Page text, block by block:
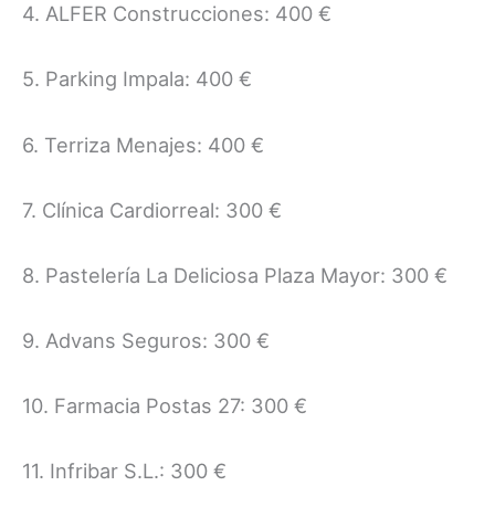
4. ALFER Construcciones: 400 €
5. Parking Impala: 400 €
6. Terriza Menajes: 400 €
7. Clínica Cardiorreal: 300 €
8. Pastelería La Deliciosa Plaza Mayor: 300 €
9. Advans Seguros: 300 €
10. Farmacia Postas 27: 300 €
11. Infribar S.L.: 300 €